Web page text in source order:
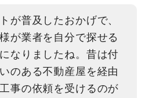
が普及したおかげで、
が業者を自分で探せる
なりましたね。昔は付
のある不動産屋を経由
事の依頼を受けるのが